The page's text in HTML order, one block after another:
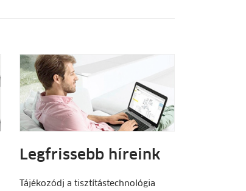
Legfrissebb híreink
Tájékozódj a tisztítástechnológia